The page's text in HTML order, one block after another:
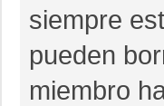
siempre
pueden
miembro